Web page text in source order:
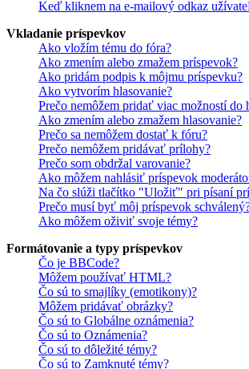
Keď kliknem na e-mailový odkaz
Vkladanie príspevkov
Ako vložím tému do fóra?
Ako zmením alebo zmažem príspevok?
Ako pridám podpis k môjmu príspevku?
Ako vytvorím hlasovanie?
Prečo nemôžem pridať viac možností do
Ako zmením alebo zmažem hlasovanie?
Prečo sa nemôžem dostať k fóru?
Prečo nemôžem pridávať prílohy?
Prečo som obdržal varovanie?
Ako môžem nahlásiť príspevok
Na čo slúži tlačítko "Uložiť" pri písaní
Prečo musí byť môj príspevok
Ako môžem oživiť svoje témy?
Formátovanie a typy príspevkov
Čo je BBCode?
Môžem používať HTML?
Čo sú to smajlíky (emotikony)?
Môžem pridávať obrázky?
Čo sú to Globálne oznámenia?
Čo sú to Oznámenia?
Čo sú to dôležité témy?
Čo sú to Zamknuté témy?